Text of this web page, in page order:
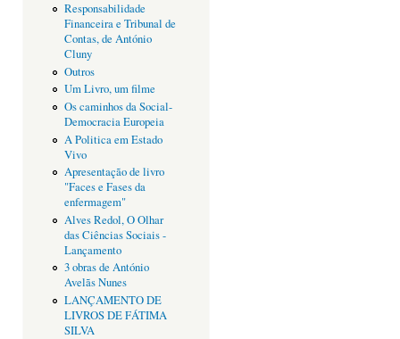
Responsabilidade
Financeira e Tribunal de
Contas, de António
Cluny
Outros
Um Livro, um filme
Os caminhos da Social-
Democracia Europeia
A Politica em Estado
Vivo
Apresentação de livro
"Faces e Fases da
enfermagem"
Alves Redol, O Olhar
das Ciências Sociais -
Lançamento
3 obras de António
Avelãs Nunes
LANÇAMENTO DE
LIVROS DE FÁTIMA
SILVA